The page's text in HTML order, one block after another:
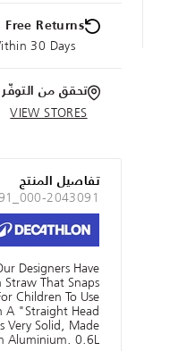
Free Returns
30 Days
تحقق من
VIEW STORES
تفاصيل المنتج
2043091
Designers Have
That Snaps
Children To Use.
A "Straight Head
Very Solid, Made
Aluminium. 0.6L.